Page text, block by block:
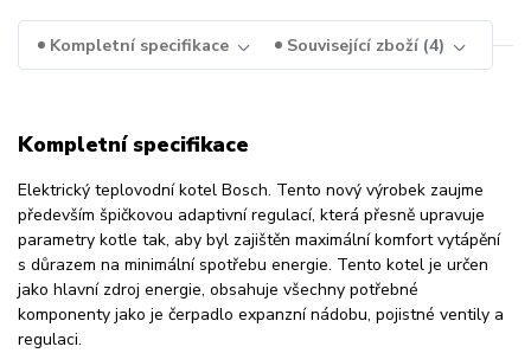
Kompletní specifikace Související zboží 4
Kompletní specifikace
Elektrický teplovodní kotel Bosch. Tento nový výrobek zaujme
především špičkovou adaptivní regulací, která přesně upravuje
parametry kotle tak, aby byl zajištěn maximální komfort vytápění
s důrazem na minimální spotřebu energie. Tento kotel je určen
jako hlavní zdroj energie, obsahuje všechny potřebné
komponenty jako je čerpadlo expanzní nádobu, pojistné ventily a
regulaci.